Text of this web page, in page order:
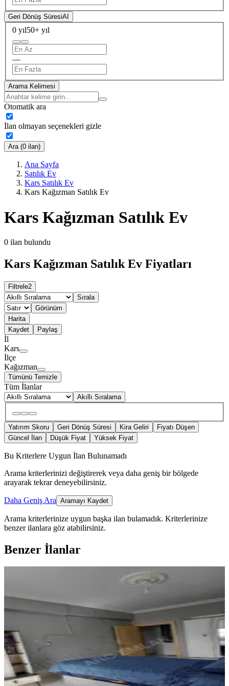
Geri Dönüş SüresiAI
0 yıl50+ yıl
—
Arama Kelimesi
Otomatik ara
İlan olmayan seçenekleri gizle
Ara (0 ilan)
Ana Sayfa
Satılık Ev
Kars Satılık Ev
Kars Kağızman Satılık Ev
Kars Kağızman Satılık Ev
0 ilan bulundu
Kars Kağızman Satılık Ev Fiyatları
Filtrele2
Sırala
Görünüm
Harita
Kaydet
Paylaş
İl
Kars
İlçe
Kağızman
Tümünü Temizle
Tüm İlanlar
Akıllı Sıralama
Yatırım Skoru Geri Dönüş Süresi Kira Geliri
Fiyatı Düşen
Güncel İlan
Düşük Fiyat Yüksek Fiyat
Bu Kriterlere Uygun İlan Bulunamadı
Arama kriterlerinizi değiştirerek veya daha geniş bir bölgede
arayarak tekrar deneyebilirsiniz.
Daha Geniş Ara Aramayı Kaydet
Arama kriterlerinize uygun başka ilan bulamadık. Kriterlerinize
benzer ilanlara göz atabilirsiniz.
Benzer İlanlar
Arc Emlaktan Satılık 6+1daire
Merkez, Şehitler Mahallesi
6+1
4. Kat ·06.08.2026
kars arc emlakFırat Koç